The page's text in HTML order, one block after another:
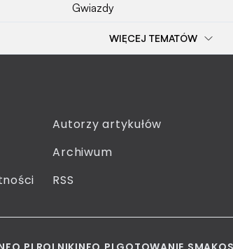
Gwiazdy
Popularne tematy
Emerytura
Dziecko
Moda
WIĘCEJ TEMATÓW
Autorzy artykułów
Archiwum
RSS